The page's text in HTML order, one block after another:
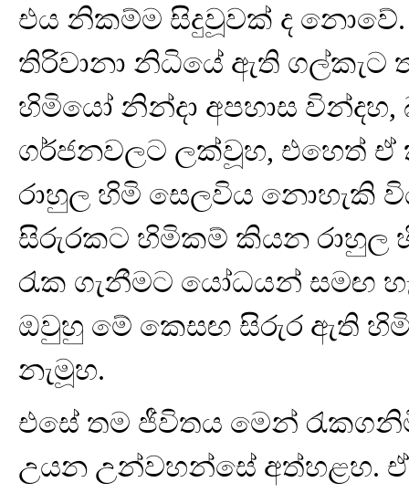
එය නිකම්ම සිදුවූවක් ද නොවේ.
තිරිවානා නිධියේ ඇති ගල්කැට
හිමියෝ නින්දා අපහාස
ගර්ජනවලට ලක්වූහ, එහෙත් ඒ
රාහුල හිමි සෙලවිය නොහැකි
සිරුරකට හිමිකම් කියන රාහුල
රැක ගැනීමට යෝධයන් සමඟ
ඔවුහු මේ කෙසඟ සිරුර ඇති
නැමූහ.
එසේ තම ජීවිතය මෙන්
උයන උන්වහන්සේ අත්හළහ. ඒ